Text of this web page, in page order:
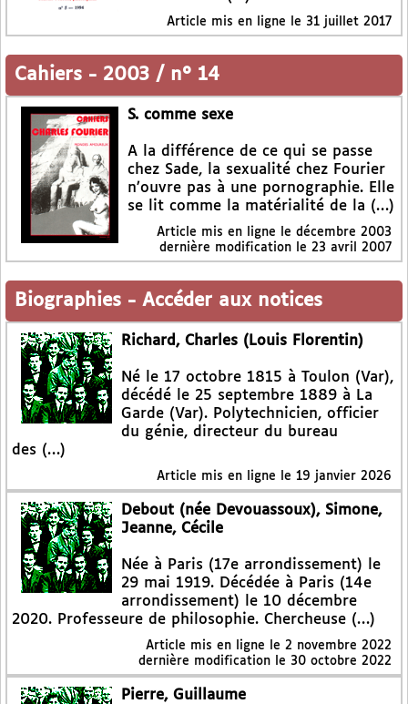
Article mis en ligne le 31 juillet 2017
Cahiers - 2003 / n° 14
S. comme sexe
A la différence de ce qui se passe
chez Sade, la sexualité chez Fourier
n’ouvre pas à une pornographie. Elle
se lit comme la matérialité de la (…)
Article mis en ligne le décembre 2003
dernière modification le 23 avril 2007
Biographies - Accéder aux notices
Richard, Charles (Louis Florentin)
Né le 17 octobre 1815 à Toulon (Var),
décédé le 25 septembre 1889 à La
Garde (Var). Polytechnicien, officier
du génie, directeur du bureau
des (…)
Article mis en ligne le 19 janvier 2026
Debout (née Devouassoux), Simone,
Jeanne, Cécile
Née à Paris (17e arrondissement) le
29 mai 1919. Décédée à Paris (14e
arrondissement) le 10 décembre
2020. Professeure de philosophie. Chercheuse (…)
Article mis en ligne le 2 novembre 2022
dernière modification le 30 octobre 2022
Pierre, Guillaume